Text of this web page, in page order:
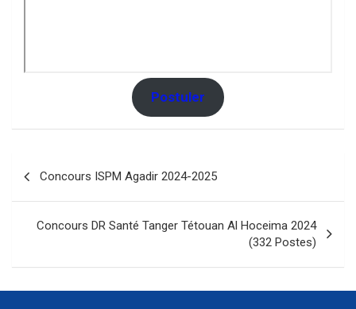
Postuler
l’article
Concours ISPM Agadir 2024-2025
Concours DR Santé Tanger Tétouan Al Hoceima 2024
(332 Postes)